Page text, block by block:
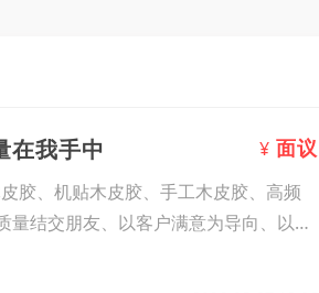
在我手中 ¥ 面议
胶、机贴木皮胶、手工木皮胶、高频
结交朋友、以客户满意为导向、以人